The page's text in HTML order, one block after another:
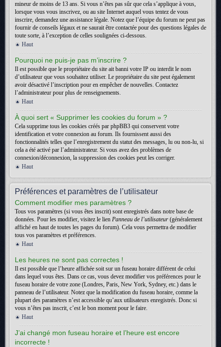
mineur de moins de 13 ans. Si vous n’êtes pas sûr que cela s’applique à vous,
lorsque vous vous inscrivez, ou au site Internet auquel vous tentez de vous
inscrire, demandez une assistance légale. Notez que l’équipe du forum ne peut pas
fournir de conseils légaux et ne saurait être contactée pour des questions légales de
toute sorte, à l’exception de celles soulignées ci-dessous.
Haut
Pourquoi ne puis-je pas m’inscrire ?
Il est possible que le propriétaire du site ait banni votre IP ou interdit le nom
d’utilisateur que vous souhaitez utiliser. Le propriétaire du site peut également
avoir désactivé l’inscription pour en empêcher de nouvelles. Contactez
l’administrateur pour plus de renseignements.
Haut
À quoi sert « Supprimer les cookies du forum » ?
Cela supprime tous les cookies créés par phpBB3 qui conservent votre
identification et votre connexion au forum. Ils fournissent aussi des
fonctionnalités telles que l’enregistrement du statut des messages, lu ou non-lu, si
cela a été activé par l’administrateur. Si vous avez des problèmes de
connexion/déconnexion, la suppression des cookies peut les corriger.
Haut
Préférences et paramètres de l’utilisateur
Comment modifier mes paramètres ?
Tous vos paramètres (si vous êtes inscrit) sont enregistrés dans notre base de
données. Pour les modifier, visitez le lien Panneau de l’utilisateur (généralement
affiché en haut de toutes les pages du forum). Cela vous permettra de modifier
tous vos paramètres et préférences.
Haut
Les heures ne sont pas correctes !
Il est possible que l’heure affichée soit sur un fuseau horaire différent de celui
dans lequel vous êtes. Dans ce cas, vous devez modifier vos préférences pour le
fuseau horaire de votre zone (Londres, Paris, New York, Sydney, etc.) dans le
panneau de l’utilisateur. Notez que la modification du fuseau horaire, comme la
plupart des paramètres n’est accessible qu’aux utilisateurs enregistrés. Donc si
vous n’êtes pas inscrit, c’est le bon moment pour le faire.
Haut
J’ai changé mon fuseau horaire et l’heure est encore
incorrecte !